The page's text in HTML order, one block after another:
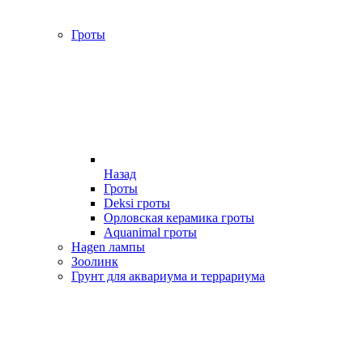
Гроты
Назад
Гроты
Deksi гроты
Орловская керамика гроты
Aquanimal гроты
Hagen лампы
Зоолинк
Грунт для аквариума и террариума